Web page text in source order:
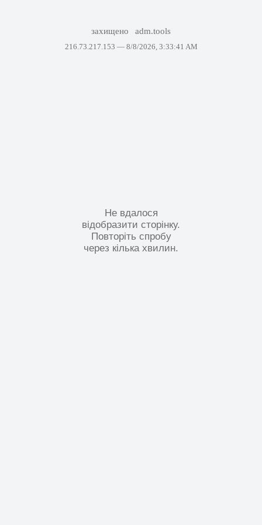
захищено adm.tools
216.73.217.153 — 8/8/2026, 3:33:41 AM
Не вдалося
відобразити сторінку.
Повторіть спробу
через кілька хвилин.